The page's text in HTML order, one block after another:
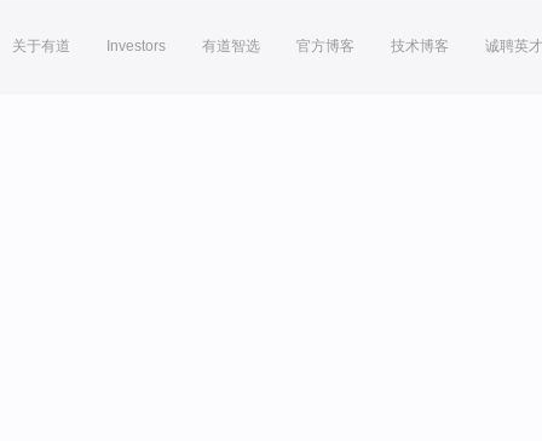
关于有道 Investors 有道智选 官方博客 技术博客 诚聘英才